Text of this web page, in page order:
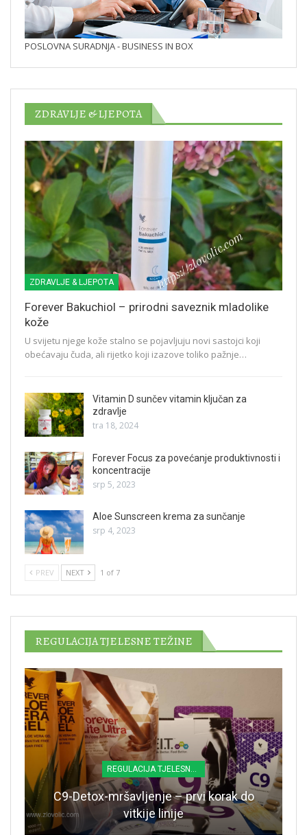
POSLOVNA SURADNJA - BUSINESS IN BOX
ZDRAVLJE & LJEPOTA
ZDRAVLJE & LJEPOTA
Forever Bakuchiol – prirodni saveznik mladolike
kože
U svijetu njege kože stalno se pojavljuju novi sastojci koji
obećavaju čuda, ali rijetko koji izazove toliko pažnje…
Vitamin D sunčev vitamin ključan za
zdravlje
tra 18, 2024
Forever Focus za povećanje produktivnosti i
koncentracije
srp 5, 2023
Aloe Sunscreen krema za sunčanje
srp 4, 2023
PREV NEXT 1 of 7
REGULACIJA TJELESNE TEŽINE
REGULACIJA TJELESNE TEŽINE
C9-Detox-mršavljenje – prvi korak do
vitkije linije